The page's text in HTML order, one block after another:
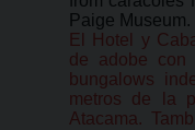
Paige Museum.
El Hotel y
de adobe con
bungalows
metros de la
Atacama.